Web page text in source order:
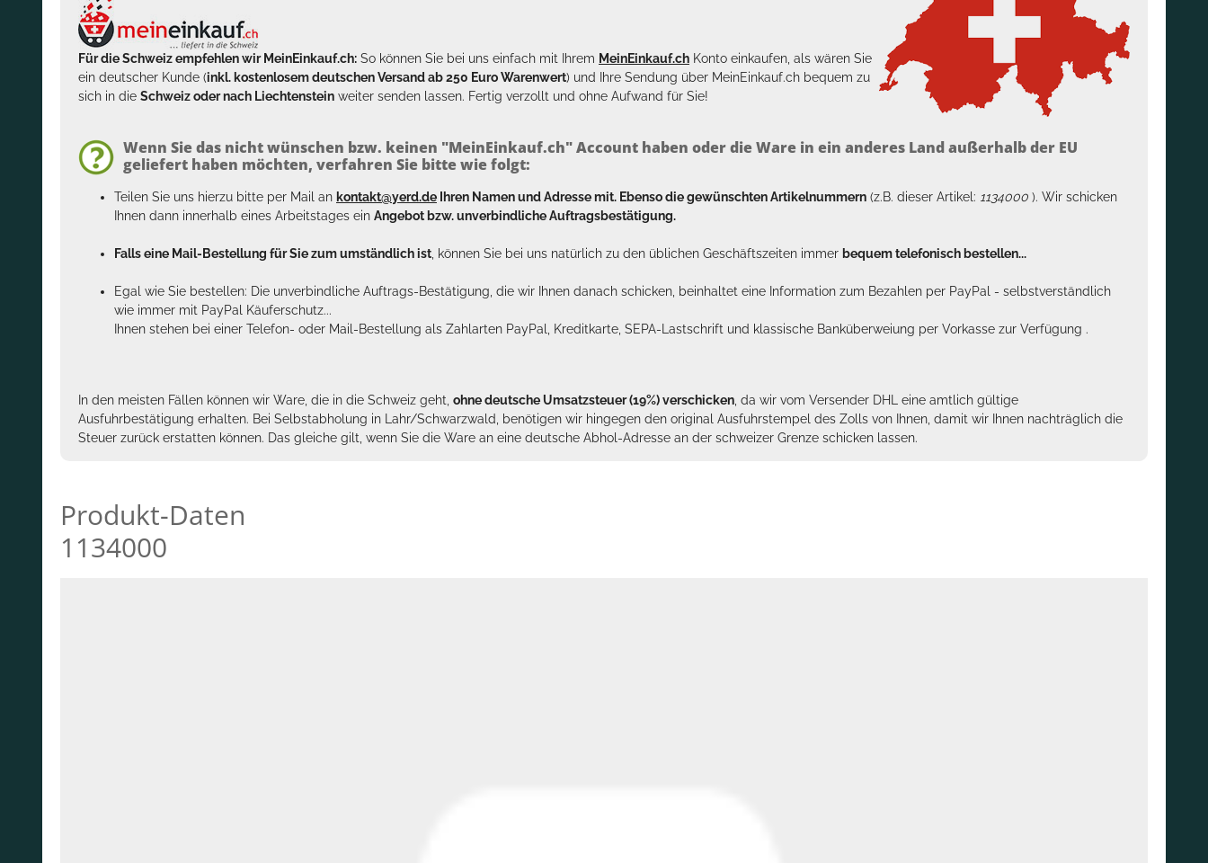
Für die Schweiz empfehlen wir MeinEinkauf.ch: So können Sie bei uns einfach mit Ihrem MeinEinkauf.ch Konto einkaufen, als wären Sie
ein deutscher Kunde (inkl. kostenlosem deutschen Versand ab 250 Euro Warenwert) und Ihre Sendung über MeinEinkauf.ch bequem zu
sich in die Schweiz oder nach Liechtenstein weiter senden lassen. Fertig verzollt und ohne Aufwand für Sie!
Wenn Sie das nicht wünschen bzw. keinen "MeinEinkauf.ch" Account haben oder die Ware in ein anderes Land außerhalb der EU
geliefert haben möchten, verfahren Sie bitte wie folgt:
Teilen Sie uns hierzu bitte per Mail an kontakt@yerd.de Ihren Namen und Adresse mit. Ebenso die gewünschten Artikelnummern (z.B. dieser Artikel: 1134000 ). Wir schicken
Ihnen dann innerhalb eines Arbeitstages ein Angebot bzw. unverbindliche Auftragsbestätigung.
Falls eine Mail-Bestellung für Sie zum umständlich ist , können Sie bei uns natürlich zu den üblichen Geschäftszeiten immer bequem telefonisch bestellen...
Egal wie Sie bestellen: Die unverbindliche Auftrags-Bestätigung, die wir Ihnen danach schicken, beinhaltet eine Information zum Bezahlen per PayPal - selbstverständlich
wie immer mit PayPal Käuferschutz...
Ihnen stehen bei einer Telefon- oder Mail-Bestellung als Zahlarten PayPal, Kreditkarte, SEPA-Lastschrift und klassische Banküberweiung per Vorkasse zur Verfügung .
In den meisten Fällen können wir Ware, die in die Schweiz geht, ohne deutsche Umsatzsteuer (19%) verschicken , da wir vom Versender DHL eine amtlich gültige
Ausfuhrbestätigung erhalten. Bei Selbstabholung in Lahr/Schwarzwald, benötigen wir hingegen den original Ausfuhrstempel des Zolls von Ihnen, damit wir Ihnen nachträglich die
Steuer zurück erstatten können. Das gleiche gilt, wenn Sie die Ware an eine deutsche Abhol-Adresse an der schweizer Grenze schicken lassen.
Produkt-Daten
1134000